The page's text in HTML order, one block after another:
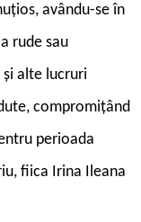
avându-se în
rude sau
alte lucruri
compromițând
perioada
fiica Irina Ileana